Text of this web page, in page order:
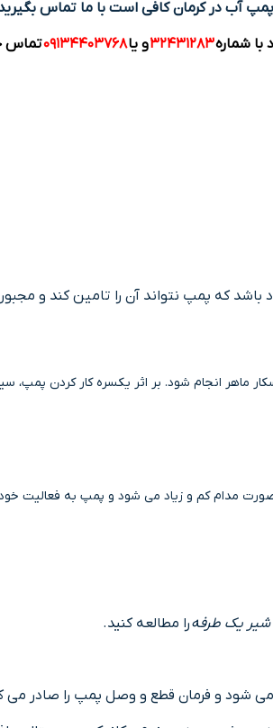
آب در کرمان کافی است با ما تماس
با شماره۳۲۴۳۱۲۸۳و یا۰۹۱۳۴۴۰۳۷۶۸تماس
که پمپ نتواند آن را تامین کند و
ماهر انجام شود. بر اثر یکسره کار کردن پمپ،
مدام کم و زیاد می شود و پمپ به فعالیت
یک طرفهرا مطالعه کنید.
شود و فرمان قطع و وصل پمپ را صادر می